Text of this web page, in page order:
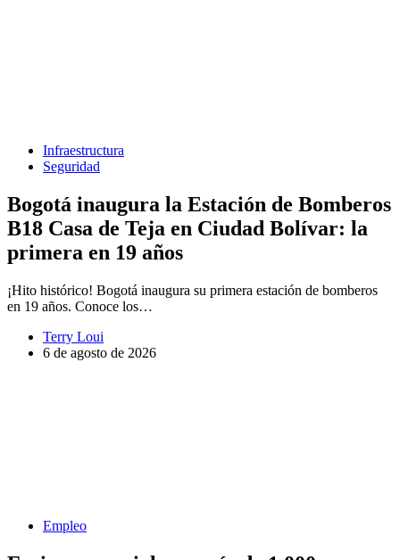
Infraestructura
Seguridad
Bogotá inaugura la Estación de Bomberos
B18 Casa de Teja en Ciudad Bolívar: la
primera en 19 años
¡Hito histórico! Bogotá inaugura su primera estación de bomberos
en 19 años. Conoce los…
Terry Loui
6 de agosto de 2026
Empleo